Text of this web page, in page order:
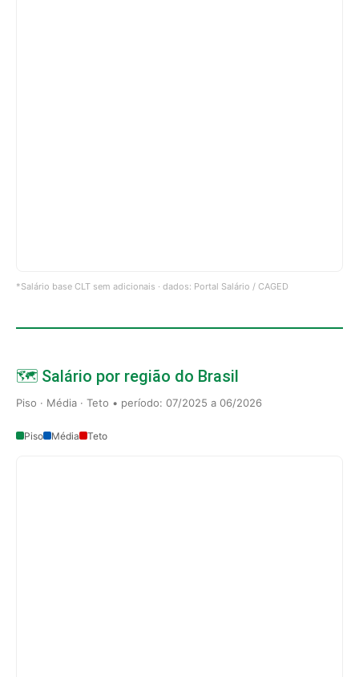
*Salário base CLT sem adicionais · dados: Portal Salário / CAGED
🗺️ Salário por região do Brasil
Piso · Média · Teto • período: 07/2025 a 06/2026
Piso Média Teto